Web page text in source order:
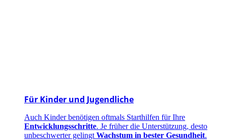
Für Kinder und Jugendliche
Auch Kinder benötigen oftmals Starthilfen für Ihre
Entwicklungsschritte. Je früher die Unterstützung, desto
unbeschwerter gelingt Wachstum in bester Gesundheit.